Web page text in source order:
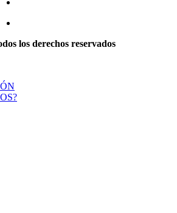
los derechos reservados